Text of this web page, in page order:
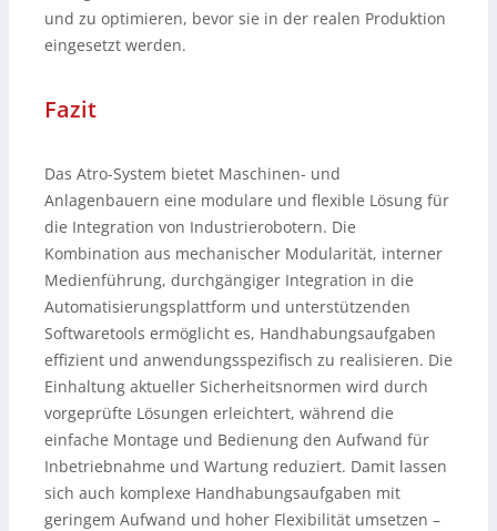
und zu optimieren, bevor sie in der realen Produktion
eingesetzt werden.
Fazit
Das Atro-System bietet Maschinen- und
Anlagenbauern eine modulare und flexible Lösung für
die Integration von Industrierobotern. Die
Kombination aus mechanischer Modularität, interner
Medienführung, durchgängiger Integration in die
Automatisierungsplattform und unterstützenden
Softwaretools ermöglicht es, Handhabungsaufgaben
effizient und anwendungsspezifisch zu realisieren. Die
Einhaltung aktueller Sicherheitsnormen wird durch
vorgeprüfte Lösungen erleichtert, während die
einfache Montage und Bedienung den Aufwand für
Inbetriebnahme und Wartung reduziert. Damit lassen
sich auch komplexe Handhabungsaufgaben mit
geringem Aufwand und hoher Flexibilität umsetzen –